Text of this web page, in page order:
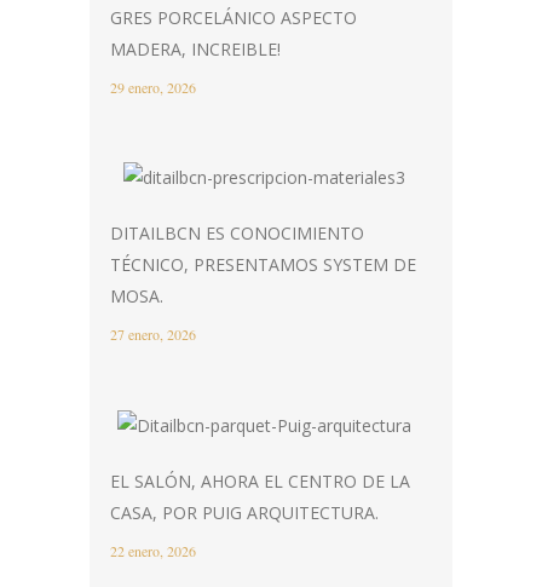
GRES PORCELÁNICO ASPECTO
MADERA, INCREIBLE!
29 enero, 2026
DITAILBCN ES CONOCIMIENTO
TÉCNICO, PRESENTAMOS SYSTEM DE
MOSA.
27 enero, 2026
EL SALÓN, AHORA EL CENTRO DE LA
CASA, POR PUIG ARQUITECTURA.
22 enero, 2026